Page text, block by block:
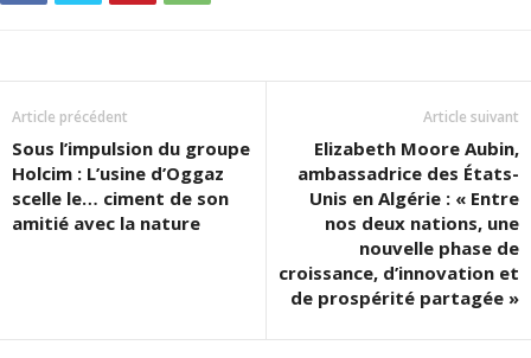
Article précédent
Sous l’impulsion du groupe
Holcim : L’usine d’Oggaz
scelle le… ciment de son
amitié avec la nature
Article suivant
Elizabeth Moore Aubin,
ambassadrice des États-
Unis en Algérie : « Entre
nos deux nations, une
nouvelle phase de
croissance, d’innovation et
de prospérité partagée »